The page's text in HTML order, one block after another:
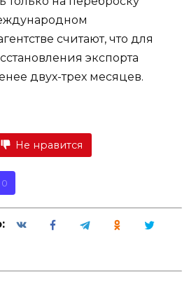
считают, что для
экспорта
двух-трех месяцев.
Не нравится
0